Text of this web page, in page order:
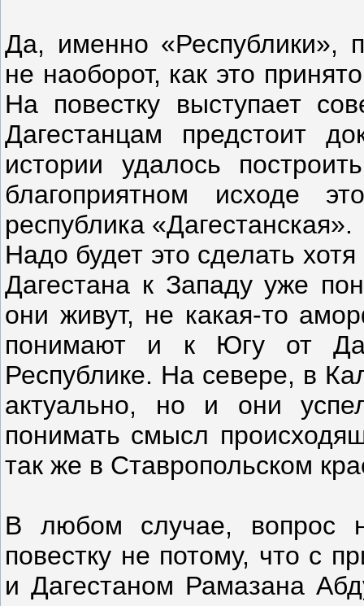
Да, именно «Республики»,
не наоборот, как это
На повестку выступает
Дагестанцам предстоит
истории удалось
благоприятном исходе
республика «Дагестанская».
Надо будет это сделать
Дагестана к Западу уже
они живут, не какая-то
понимают и к Югу от
Республике. На севере, в
актуально, но и они
понимать смысл
так же в Ставропольском
В любом случае, вопрос
повестку не потому, что с
и Дагестаном Рамазана